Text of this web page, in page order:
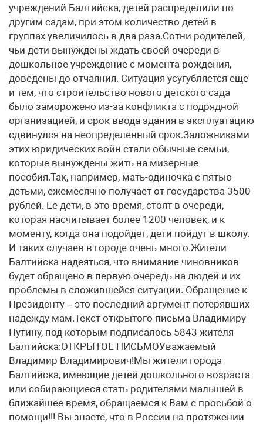
учреждений Балтийска, детей распределили по
другим садам, при этом количество детей в
группах увеличилось в два раза.Сотни родителей,
чьи дети вынуждены ждать своей очереди в
дошкольное учреждение с момента рождения,
доведены до отчаяния. Ситуация усугубляется еще
и тем, что строительство нового детского сада
было заморожено из-за конфликта с подрядной
организацией, и срок ввода здания в эксплуатацию
сдвинулся на неопределенный срок.Заложниками
этих юридических войн стали обычные семьи,
которые вынуждены жить на мизерные
пособия.Так, например, мать-одиночка с пятью
детьми, ежемесячно получает от государства 3500
рублей. Ее дети, в это время, стоят в очереди,
которая насчитывает более 1200 человек, и к
моменту, когда она подойдет, дети пойдут в школу.
И таких случаев в городе очень много.Жители
Балтийска надеяться, что внимание чиновников
будет обращено в первую очередь на людей и их
проблемы в сложившейся ситуации. Обращение к
Президенту – это последний аргумент потерявших
надежду мам.Текст открытого письма Владимиру
Путину, под которым подписалось 5843 жителя
Балтийска:ОТКРЫТОЕ ПИСЬМОУважаемый
Владимир Владимирович!Мы жители города
Балтийска, имеющие детей дошкольного возраста
или собирающиеся стать родителями малышей в
ближайшее время, обращаемся к Вам с просьбой о
помощи!!! Вы знаете, что в России на протяжении